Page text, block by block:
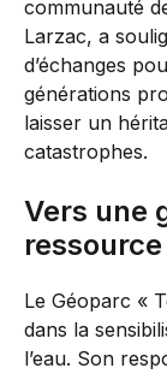
communauté
Larzac, a
d’échanges
générations
laisser un
catastrophes.
Vers une
Le Géoparc «
dans la
l’eau. Son